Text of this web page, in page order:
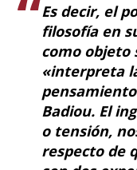
Es decir, el
filosofía en
como objeto
«interpreta
Badiou. El
o tensión,
respecto de